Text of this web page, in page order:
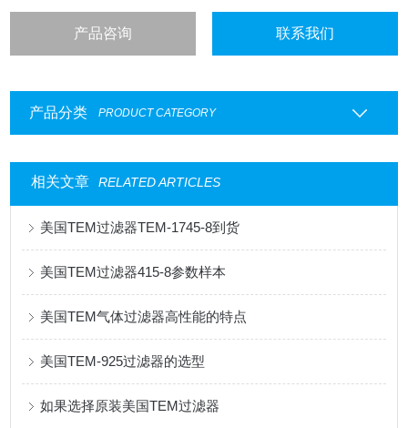
产品咨询 联系我们
产品分类 PRODUCT CATEGORY
相关文章 RELATED ARTICLES
美国TEM过滤器TEM-1745-8到货
美国TEM过滤器415-8参数样本
美国TEM气体过滤器高性能的特点
美国TEM-925过滤器的选型
如果选择原装美国TEM过滤器